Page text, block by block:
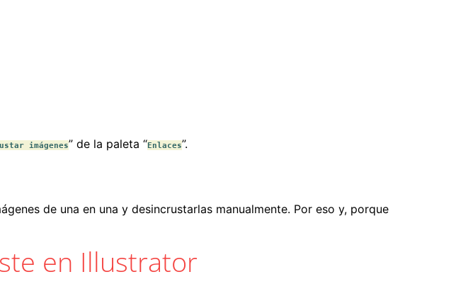
imágenes” de la paleta “Enlaces”.
de una en una y desincrustarlas manualmente. Por eso y, porque
en Illustrator